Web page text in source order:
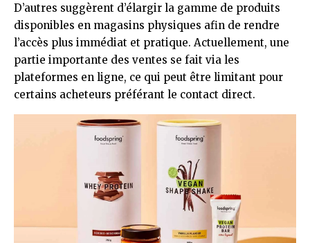
D’autres suggèrent d’élargir la gamme de produits
disponibles en magasins physiques afin de rendre
l’accès plus immédiat et pratique. Actuellement, une
partie importante des ventes se fait via les
plateformes en ligne, ce qui peut être limitant pour
certains acheteurs préférant le contact direct.